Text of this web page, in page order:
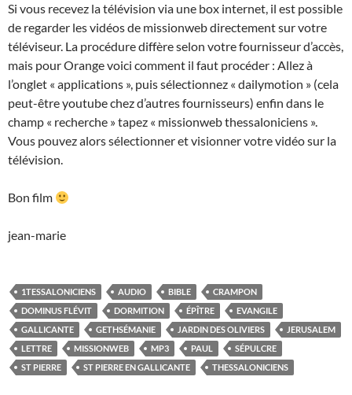
Si vous recevez la télévision via une box internet, il est possible
de regarder les vidéos de missionweb directement sur votre
téléviseur. La procédure diffère selon votre fournisseur d’accès,
mais pour Orange voici comment il faut procéder : Allez à
l’onglet « applications », puis sélectionnez « dailymotion » (cela
peut-être youtube chez d’autres fournisseurs) enfin dans le
champ « recherche » tapez « missionweb thessaloniciens ».
Vous pouvez alors sélectionner et visionner votre vidéo sur la
télévision.
Bon film
jean-marie
1TESSALONICIENS AUDIO BIBLE
CRAMPON
DOMINUS FLÉVIT
DORMITION ÉPÎTRE
EVANGILE
GALLICANTE
GETHSÉMANIE JARDIN DES OLIVIERS
JERUSALEM
LETTRE
MISSIONWEB MP3 PAUL
SÉPULCRE
ST PIERRE
ST PIERRE EN GALLICANTE THESSALONICIENS